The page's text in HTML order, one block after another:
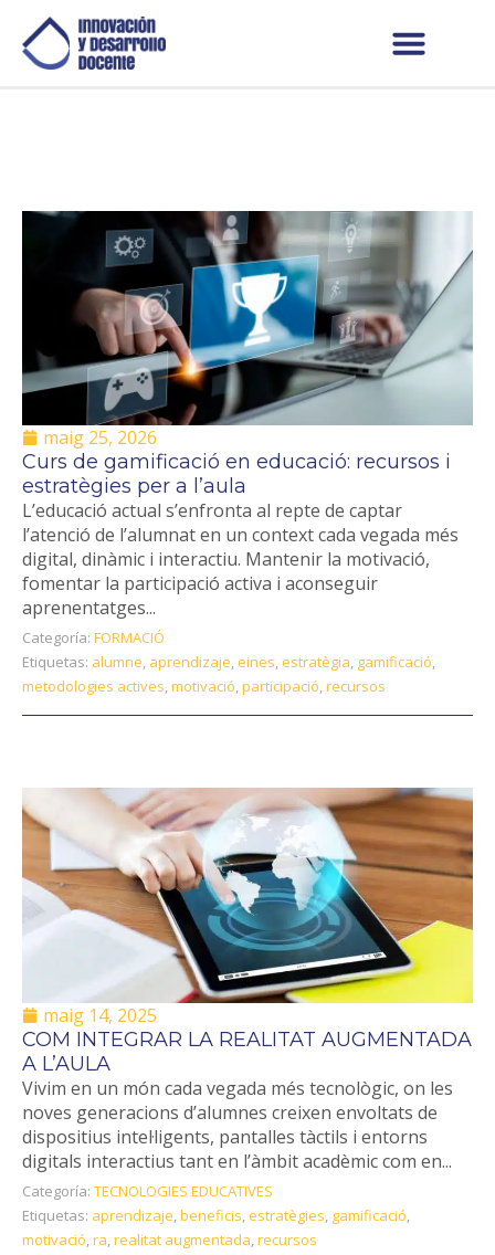
maig 25, 2026
Curs de gamificació en educació: recursos i
estratègies per a l’aula
L’educació actual s’enfronta al repte de captar
l’atenció de l’alumnat en un context cada vegada més
digital, dinàmic i interactiu. Mantenir la motivació,
fomentar la participació activa i aconseguir
aprenentatges...
Categoría: FORMACIÓ
Etiquetas: alumne, aprendizaje,eines,estratègia, gamificació,
metodologies actives,motivació,participació,recursos
maig 14, 2025
COM INTEGRAR LA REALITAT AUGMENTADA
A L’AULA
Vivim en un món cada vegada més tecnològic, on les
noves generacions d’alumnes creixen envoltats de
dispositius intel·ligents, pantalles tàctils i entorns
digitals interactius tant en l’àmbit acadèmic com en...
Categoría: TECNOLOGIES EDUCATIVES
Etiquetas: aprendizaje,beneficis,estratègies, gamificació,
motivació,ra,realitat augmentada,recursos